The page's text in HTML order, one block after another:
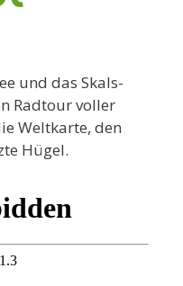
und das Skals-
Radtour voller
Weltkarte, den
Hügel.